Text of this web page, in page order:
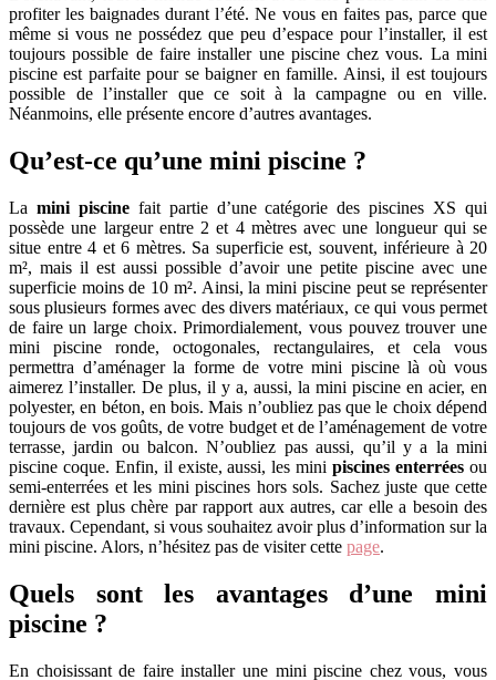
profiter les baignades durant l’été. Ne vous en faites pas, parce que
même si vous ne possédez que peu d’espace pour l’installer, il est
toujours possible de faire installer une piscine chez vous. La mini
piscine est parfaite pour se baigner en famille. Ainsi, il est toujours
possible de l’installer que ce soit à la campagne ou en ville.
Néanmoins, elle présente encore d’autres avantages.
Qu’est-ce qu’une mini piscine ?
La mini piscinefait partie d’une catégorie des piscines XS qui
possède une largeur entre 2 et 4 mètres avec une longueur qui se
situe entre 4 et 6 mètres. Sa superficie est, souvent, inférieure à 20
m², mais il est aussi possible d’avoir une petite piscine avec une
superficie moins de 10 m². Ainsi, la mini piscine peut se représenter
sous plusieurs formes avec des divers matériaux, ce qui vous permet
de faire un large choix. Primordialement, vous pouvez trouver une
mini piscine ronde, octogonales, rectangulaires, et cela vous
permettra d’aménager la forme de votre mini piscine là où vous
aimerez l’installer. De plus, il y a, aussi, la mini piscine en acier, en
polyester, en béton, en bois. Mais n’oubliez pas que le choix dépend
toujours de vos goûts, de votre budget et de l’aménagement de votre
terrasse, jardin ou balcon. N’oubliez pas aussi, qu’il y a la mini
piscine coque. Enfin, il existe, aussi, les minipiscines enterrées ou
semi-enterrées et les mini piscines hors sols. Sachez juste que cette
dernière est plus chère par rapport aux autres, car elle a besoin des
travaux. Cependant, si vous souhaitez avoir plus d’information sur la
mini piscine. Alors, n’hésitez pas de visiter cette page.
Quels sont les avantages d’une mini
piscine ?
En choisissant de faire installer une mini piscine chez vous, vous